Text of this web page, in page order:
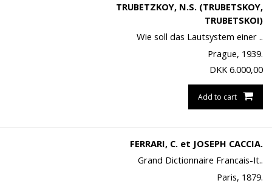
TRUBETZKOY, N.S. (TRUBETSKOY,
TRUBETSKOI)
Wie soll das Lautsystem einer ..
Prague, 1939.
DKK 6.000,00
Add to cart
FERRARI, C. et JOSEPH CACCIA.
Grand Dictionnaire Francais-It..
Paris, 1879.